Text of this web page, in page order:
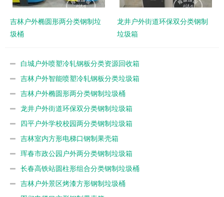
吉林户外椭圆形两分类钢制垃
圾桶
龙井户外街道环保双分类钢制
垃圾箱
白城户外喷塑冷轧钢板分类资源回收箱
吉林户外智能喷塑冷轧钢板分类垃圾箱
吉林户外椭圆形两分类钢制垃圾桶
龙井户外街道环保双分类钢制垃圾箱
四平户外学校校园两分类钢制垃圾箱
吉林室内方形电梯口钢制果壳箱
珲春市政公园户外两分类钢制垃圾箱
长春高铁站圆柱形组合分类钢制垃圾桶
吉林户外景区烤漆方形钢制垃圾桶